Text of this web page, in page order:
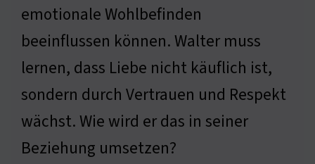
emotionale Wohlbefinden
beeinflussen können. Walter muss
lernen, dass Liebe nicht käuflich ist,
sondern durch Vertrauen und Respekt
wächst. Wie wird er das in seiner
Beziehung umsetzen?